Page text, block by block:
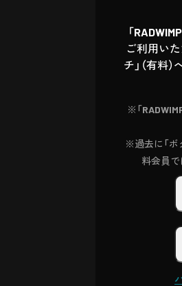
「
ご利用い
チ」（有料
※「
※過去に「ボ
料会員